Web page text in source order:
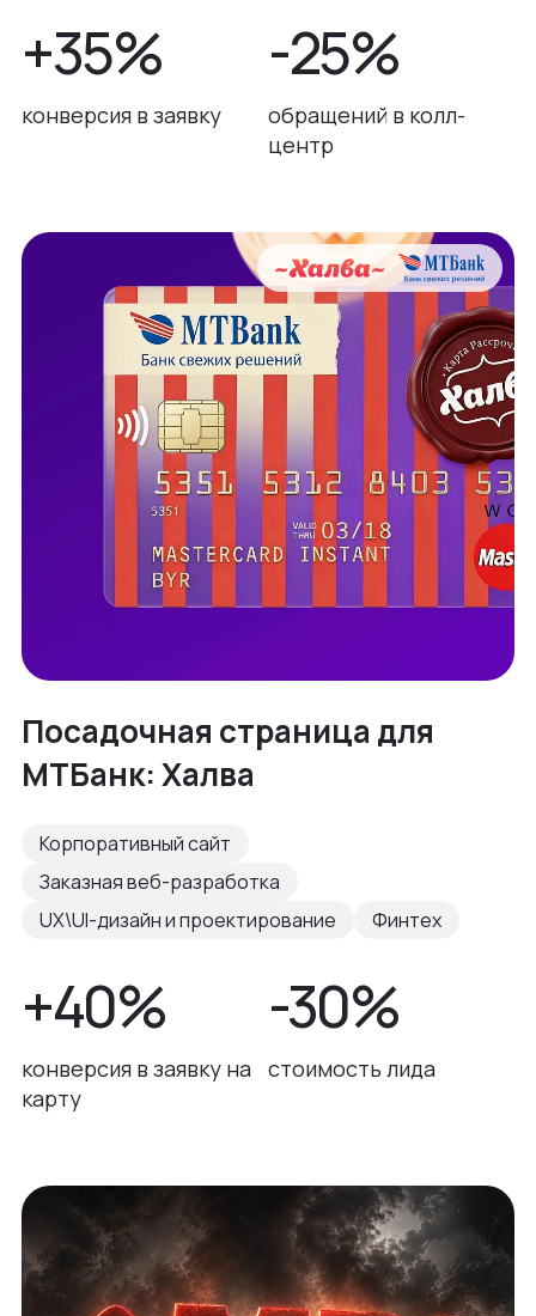
+35%
конверсия в заявку
-25%
обращений в колл-
центр
Посадочная страница для
МТБанк: Халва
Корпоративный сайт
Заказная веб-разработка
UX\UI-дизайн и проектирование
Финтех
+40%
конверсия в заявку на
карту
-30%
стоимость лида